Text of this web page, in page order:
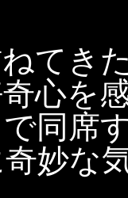
てき
心を
同席
妙な